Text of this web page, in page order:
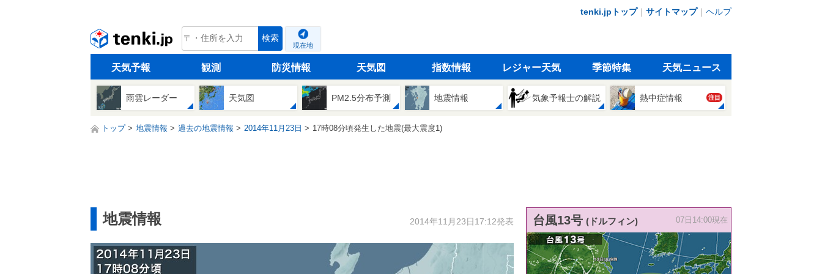
tenki.jpトップ｜ サイトマップ｜ ヘルプ
tenki.jp 検索
現在地
天気予報 観測 防災情報 天気図 指数情報 レジャー天気 季節特集 天気ニュース
雨雲レーダー 天気図 PM2.5分布予測 地震情報 気象予報士の解説 熱中症情報 注目
トップ 地震情報 過去の地震情報 2014年11月23日 17時08分頃発生した地震(最大震度1)
地震情報 2014年11月23日17:12発表 台風13号 (ドルフィン) 07日14:00現在